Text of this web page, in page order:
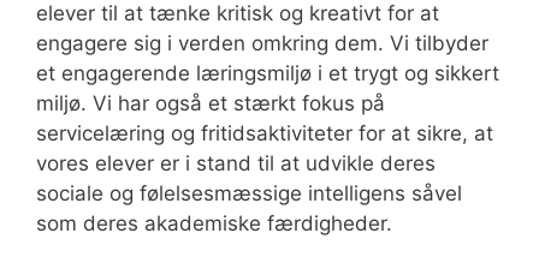
elever til at tænke kritisk og kreativt for at
engagere sig i verden omkring dem. Vi tilbyder
et engagerende læringsmiljø i et trygt og sikkert
miljø. Vi har også et stærkt fokus på
servicelæring og fritidsaktiviteter for at sikre, at
vores elever er i stand til at udvikle deres
sociale og følelsesmæssige intelligens såvel
som deres akademiske færdigheder.